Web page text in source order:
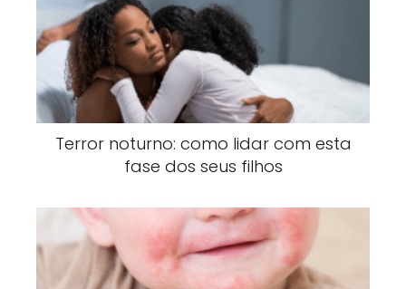
Terror noturno: como lidar com esta
fase dos seus filhos